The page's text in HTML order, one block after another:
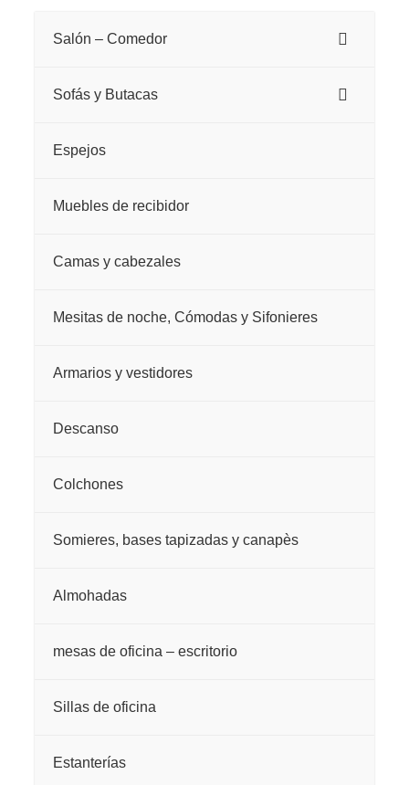
Salón – Comedor
Sofás y Butacas
Espejos
Muebles de recibidor
Camas y cabezales
Mesitas de noche, Cómodas y Sifonieres
Armarios y vestidores
Descanso
Colchones
Somieres, bases tapizadas y canapès
Almohadas
mesas de oficina – escritorio
Sillas de oficina
Estanterías